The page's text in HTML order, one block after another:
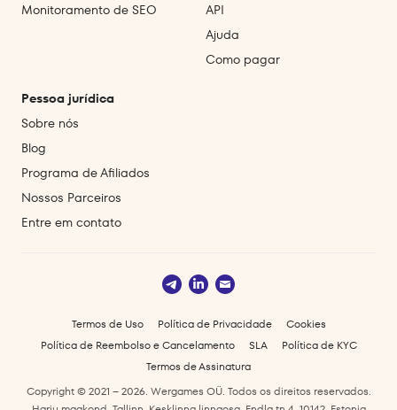
Monitoramento de SEO
API
Ajuda
Como pagar
Pessoa jurídica
Sobre nós
Blog
Programa de Afiliados
Nossos Parceiros
Entre em contato
Termos de Uso Política de Privacidade
Cookies
Política de Reembolso e Cancelamento
SLA
Política de KYC
Termos de Assinatura
Copyright © 2021 – 2026. Wergames OÜ. Todos os direitos reservados.